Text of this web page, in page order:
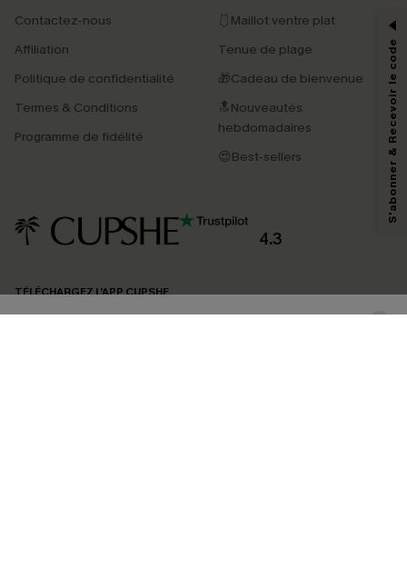
Contactez-nous
Affiliation
Politique de confidentialité
Termes & Conditions
Programme de fidélité
🩱Maillot ventre plat
Tenue de plage
🎁Cadeau de bienvenue
🔝Nouveautés
hebdomadaires
😍Best-sellers
4.3
TÉLÉCHARGEZ L’APP CUPSHE
-15% dès 2 Achetés par E-mail
*Un code par commande, valable une seule fois.
En soumettant votre adresse e-mail, vous acceptez de recevoir des e-mails
marketing (y compris du contenu généré par l'IA) de Cupshe et
reconnaissez avoir pris connaissance de nos
pouvons utiliser les données collectées sur notre site ainsi que des
produits susceptibles de vous intéresser, conformément à notre
Politique de
confidentialité
. Vous pouvez vous désabonner à tout moment.
S'abonner & Recevoir le code